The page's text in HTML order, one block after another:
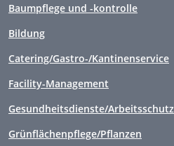
Baumpflege und -kontrolle
Bildung
Catering/Gastro-/Kantinenservice
Facility-Management
Gesundheitsdienste/Arbeitsschutz
Grünflächenpflege/Pflanzen